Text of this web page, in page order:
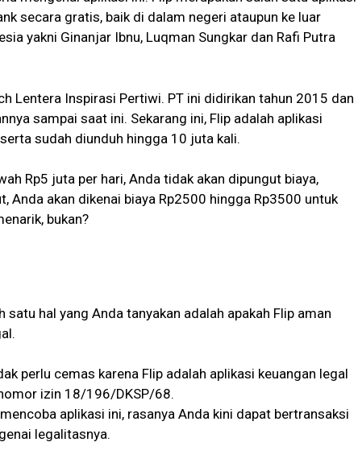
secara gratis, baik di dalam negeri ataupun ke luar
yakni Ginanjar Ibnu, Luqman Sungkar dan Rafi Putra
Lentera Inspirasi Pertiwi. PT ini didirikan tahun 2015 dan
sampai saat ini. Sekarang ini, Flip adalah aplikasi
sudah diunduh hingga 10 juta kali.
Rp5 juta per hari, Anda tidak akan dipungut biaya,
Anda akan dikenai biaya Rp2500 hingga Rp3500 untuk
bukan?
hal yang Anda tanyakan adalah apakah Flip aman
perlu cemas karena Flip adalah aplikasi keuangan legal
izin 18/196/DKSP/68.
aplikasi ini, rasanya Anda kini dapat bertransaksi
legalitasnya.